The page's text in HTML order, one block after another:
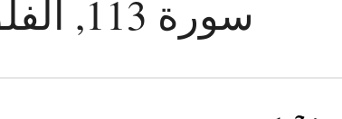
سورة 113, الفلق (الفلق)